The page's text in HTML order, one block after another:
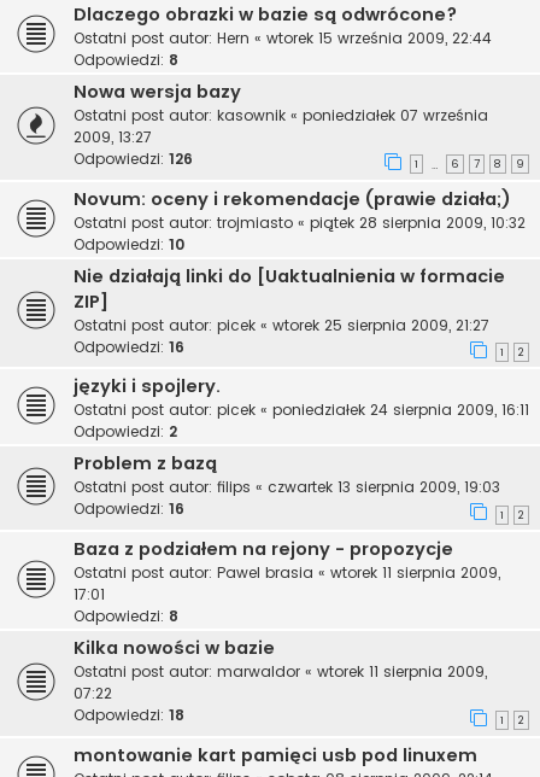
Dlaczego obrazki w bazie są odwrócone?
Ostatni post autor: Hern « wtorek 15 września 2009, 22:44
Odpowiedzi: 8
Nowa wersja bazy
Ostatni post autor: kasownik « poniedziałek 07 września
2009, 13:27
Odpowiedzi: 126 1 … 6 7 8 9
Novum: oceny i rekomendacje (prawie działa;)
Ostatni post autor: trojmiasto « piątek 28 sierpnia 2009, 10:32
Odpowiedzi: 10
Nie działają linki do [Uaktualnienia w formacie
ZIP]
Ostatni post autor: picek « wtorek 25 sierpnia 2009, 21:27
Odpowiedzi: 16 1 2
języki i spojlery.
Ostatni post autor: picek « poniedziałek 24 sierpnia 2009, 16:11
Odpowiedzi: 2
Problem z bazą
Ostatni post autor: filips « czwartek 13 sierpnia 2009, 19:03
Odpowiedzi: 16 1 2
Baza z podziałem na rejony - propozycje
Ostatni post autor: Pawel brasia « wtorek 11 sierpnia 2009,
17:01
Odpowiedzi: 8
Kilka nowości w bazie
Ostatni post autor: marwaldor « wtorek 11 sierpnia 2009,
07:22
Odpowiedzi: 18 1 2
montowanie kart pamięci usb pod linuxem